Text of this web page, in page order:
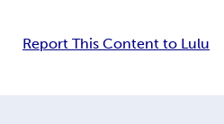
Report This Content to Lulu